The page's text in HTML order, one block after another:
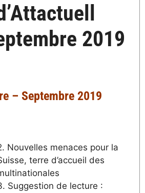
2019
– Septembre 2019
Nouvelles menaces pour la
terre d’accueil des
Suggestion de lecture :